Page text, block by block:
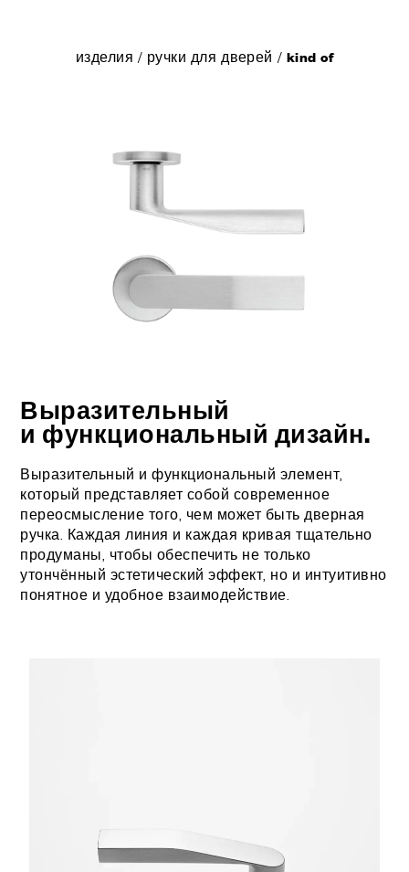
изделия / ручки для дверей / kind of
Выразительный
и функциональный дизайн.
Выразительный и функциональный элемент,
который представляет собой современное
переосмысление того, чем может быть дверная
ручка. Каждая линия и каждая кривая тщательно
продуманы, чтобы обеспечить не только
утончённый эстетический эффект, но и интуитивно
понятное и удобное взаимодействие.